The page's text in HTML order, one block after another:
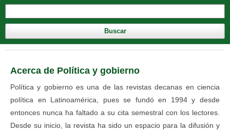
Buscar
Acerca de Política y gobierno
Política y gobierno es una de las revistas decanas en ciencia
política en Latinoamérica, pues se fundó en 1994 y desde
entonces nunca ha faltado a su cita semestral con los lectores.
Desde su inicio, la revista ha sido un espacio para la difusión y